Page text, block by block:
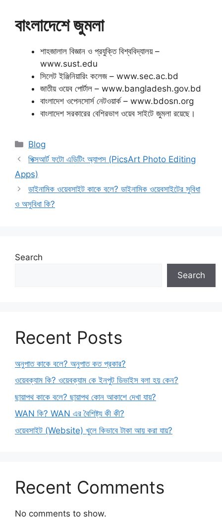
বাংলাদেশে জুমলা
শাহজালাল বিজ্ঞান ও প্রযুক্তি বিশ্ববিদ্যালয় –
www.sust.edu
সিলেট ইঞ্জিনিয়ারিং কলেজ – www.sec.ac.bd
জাতীয় ওয়েব পোর্টাল – www.bangladesh.gov.bd
বাংলাদেশ ওপেনসোর্স নেটওয়ার্ক – www.bdosn.org
বাংলাদেশ সরকারের বেশিরভাগ ওয়েব সাইটে জুমলা রয়েছে।
Categories
Blog
পিক্সআর্ট ফটো এডিটিং অ্যাপস (PicsArt Photo Editing
Apps)
ডাইনামিক ওয়েবসাইট কাকে বলে? ডাইনামিক ওয়েবসাইটের সুবিধা
ও অসুবিধা কি?
Search
Search
Recent Posts
অনুপাত কাকে বলে? অনুপাত কত প্রকার?
ওয়েবক্যাম কি? ওয়েবক্যাম কে ইনপুট ডিভাইস বলা হয় কেন?
ছায়াপথ কাকে বলে? ছায়াপথ কোন আকাশে দেখা যায়?
WAN কি? WAN এর বৈশিষ্ট্য কী কী?
ওয়েবসাইট (Website) খুলে কিভাবে টাকা আয় করা যায়?
Recent Comments
No comments to show.